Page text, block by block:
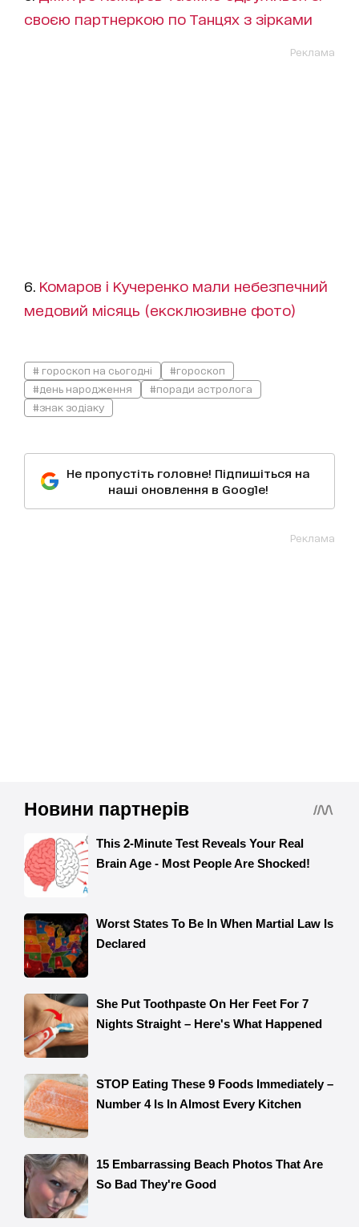
своєю партнеркою по Танцях з зірками
Реклама
6. Комаров і Кучеренко мали небезпечний
медовий місяць (ексклюзивне фото)
# гороскоп на сьогодні
#гороскоп
#день народження
#поради астролога
#знак зодіаку
Не пропустіть головне! Підпишіться на
наші оновлення в Google!
Реклама